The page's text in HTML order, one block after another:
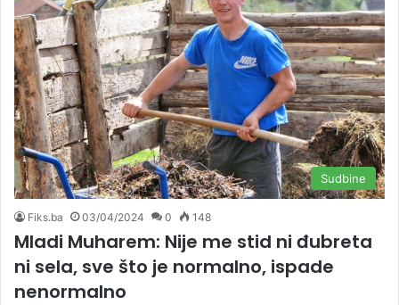
Sudbine
Fiks.ba 03/04/2024 0 148
Mladi Muharem: Nije me stid ni đubreta
ni sela, sve što je normalno, ispade
nenormalno